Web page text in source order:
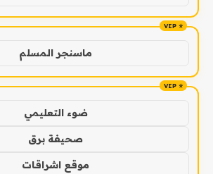
ماسنجر المسلم
ضوء التعليمي
صحيفة برق
موقع اشراقات